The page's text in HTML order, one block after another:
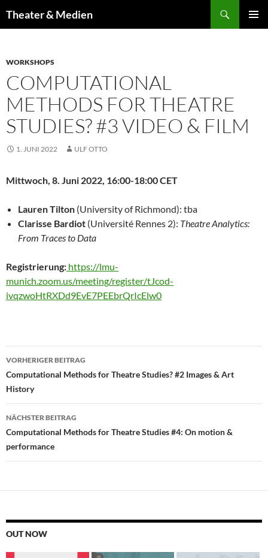
Inhalt
Theater & Medien
WORKSHOPS
COMPUTATIONAL
METHODS FOR THEATRE
STUDIES? #3 VIDEO & FILM
1. JUNI 2022 ULF OTTO
Mittwoch, 8. Juni 2022, 16:00-18:00 CET
Lauren Tilton (University of Richmond): tba
Clarisse Bardiot (Université Rennes 2): Theatre Analytics:
From Traces to Data
Registrierung: https://lmu-
munich.zoom.us/meeting/register/tJcod-
ivqzwoHtRXDd9EvE7PEEbrQrIcElw0
Beitragsnavigation
VORHERIGER BEITRAG
Computational Methods for Theatre Studies? #2 Images & Art
History
NÄCHSTER BEITRAG
Computational Methods for Theatre Studies #4: On motion &
performance
OUT NOW